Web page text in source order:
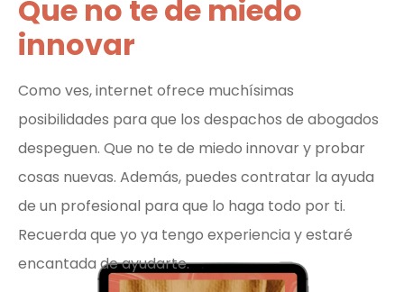
Que no te de miedo
innovar
Como ves, internet ofrece muchísimas
posibilidades para que los despachos de abogados
despeguen. Que no te de miedo innovar y probar
cosas nuevas. Además, puedes contratar la ayuda
de un profesional para que lo haga todo por ti.
Recuerda que yo ya tengo experiencia y estaré
encantada de ayudarte.